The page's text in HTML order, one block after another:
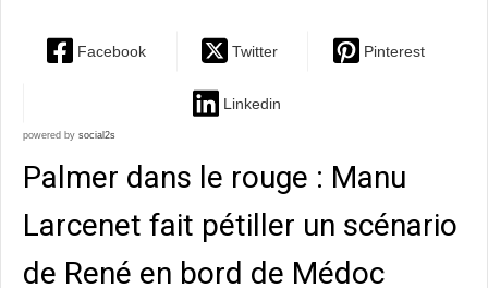
Facebook Twitter Pinterest
Linkedin
powered by social2s
Palmer dans le rouge : Manu
Larcenet fait pétiller un scénario
de René en bord de Médoc